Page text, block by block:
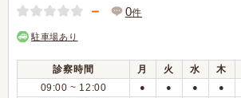
－ 0件
駐車場あり
診察時間 月 火 水 木
09:00 ~ 12:00
● ● ● ●